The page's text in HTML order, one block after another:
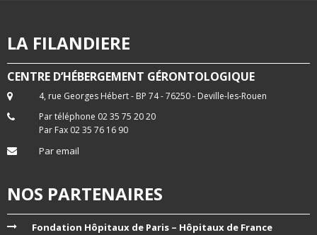
LA FILANDIERE
CENTRE D’HÉBERGEMENT GÉRONTOLOGIQUE
4, rue Georges Hébert - BP 74 - 76250 - Deville-les-Rouen
Par téléphone 02 35 75 20 20
Par Fax 02 35 76 16 90
Par email
NOS PARTENAIRES
Fondation Hôpitaux de Paris – Hôpitaux de France